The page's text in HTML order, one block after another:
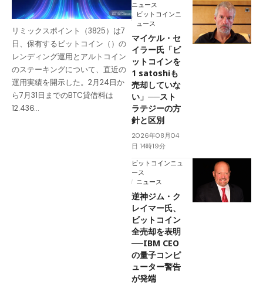
リミックスポイント（3825）は7
日、保有するビットコイン（）の
レンディング運用とアルトコイン
のステーキングについて、直近の
運用実績を開示した。2月24日か
ら7月31日までのBTC貸借料は
12.436…
ニュース
ビットコインニ
ュース
マイケル・セ
イラー氏「ビ
ットコインを
1 satoshiも
売却していな
い」──スト
ラテジーの方
針と区別
2026年08月04
日 14時19分
ビットコインニュ
ース
ニュース
逆神ジム・ク
レイマー氏、
ビットコイン
全売却を表明
──IBM CEO
の量子コンピ
ューター警告
が発端